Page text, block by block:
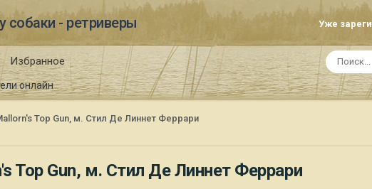
собаки - ретриверы Уже
онлайн
Избранное
Top Gun, м. Стил Де Линнет Феррари
Top Gun, м. Стил Де Линнет Феррари